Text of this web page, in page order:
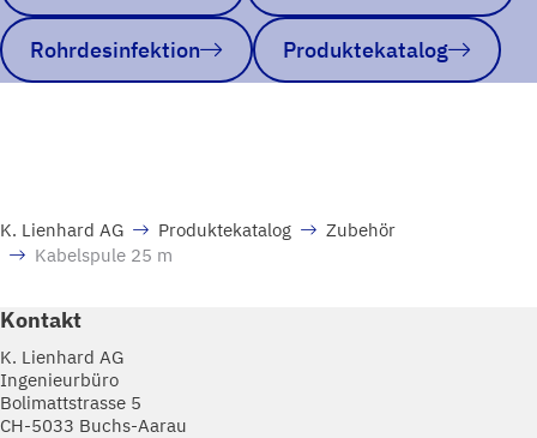
Rohrdesinfektion Produktekatalog
K. Lienhard AG Produktekatalog
Zubehör
Kabelspule 25 m
Kontakt
K. Lienhard AG
Ingenieurbüro
Bolimattstrasse 5
CH-5033 Buchs-Aarau